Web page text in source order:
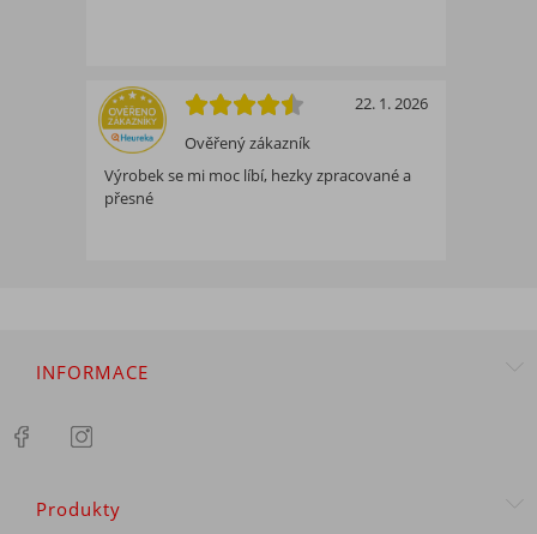
Ověřený zákazník
22. 1. 2026
Výrobek se mi moc líbí, hezky zpracované a
přesné
INFORMACE
Produkty